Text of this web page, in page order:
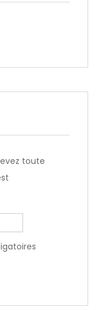
toute